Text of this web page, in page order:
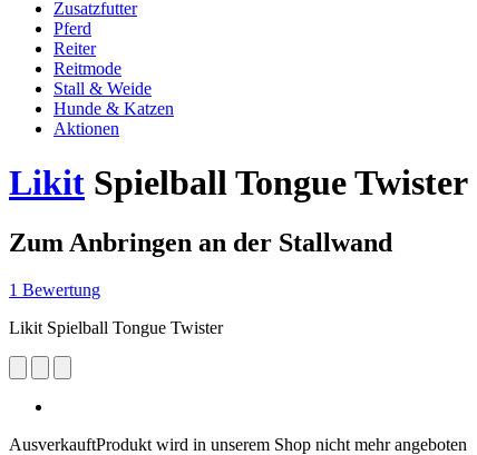
Zusatzfutter
Pferd
Reiter
Reitmode
Stall & Weide
Hunde & Katzen
Aktionen
Likit Spielball Tongue Twister
Zum Anbringen an der Stallwand
1 Bewertung
Likit Spielball Tongue Twister
AusverkauftProdukt wird in unserem Shop nicht mehr angeboten